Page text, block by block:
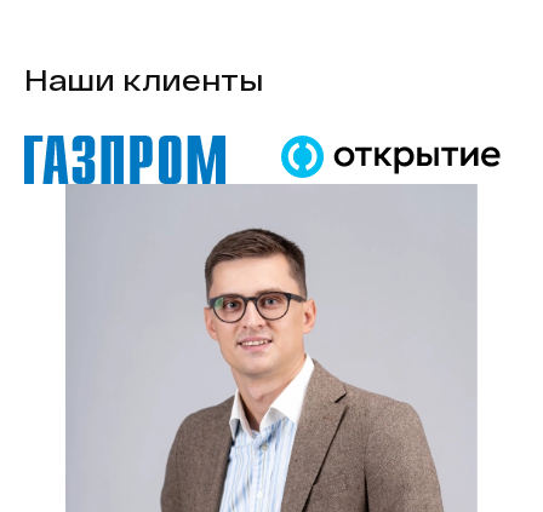
Наши клиенты